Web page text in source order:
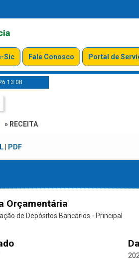
Sic Fale Conosco Portal de
13:08
» RECEITA
| PDF
Orçamentária
de Depósitos Bancários - Principal